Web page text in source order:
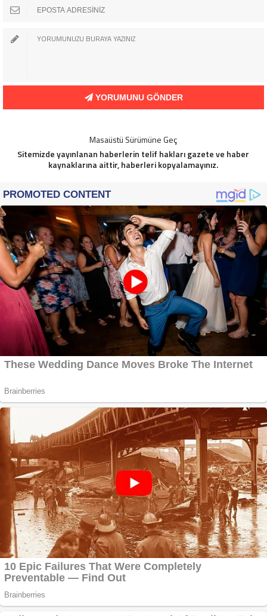
YORUMUNU GÖNDER
Masaüstü Sürümüne Geç
Sitemizde yayınlanan haberlerin telif hakları gazete ve haber
kaynaklarına aittir, haberleri kopyalamayınız.